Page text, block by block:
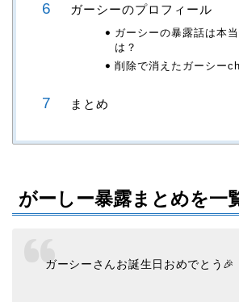
ガーシーのプロフィール
ガーシーの暴露話は本
は？
削除で消えたガーシー
まとめ
がーしー暴露まとめを一
ガーシーさんお誕生日おめでとう🎉